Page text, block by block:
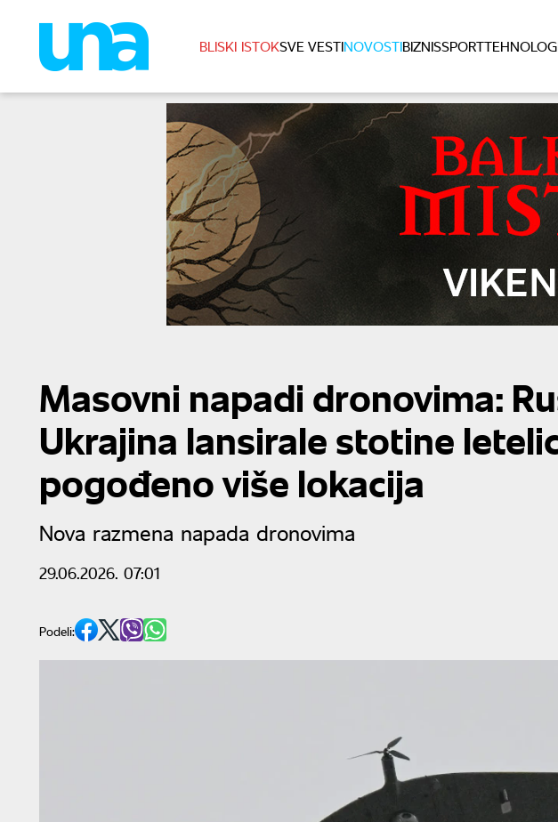
BLISKI ISTOKSVE VESTINOVOSTIBIZNISSPORT
Masovni napadi dronovima:
Ukrajina lansirale stotine
pogođeno više lokacija
Nova razmena napada dronovima
29.06.2026. 07:01
Podeli: